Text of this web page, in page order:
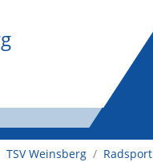
TSV Weinsberg / Radsport